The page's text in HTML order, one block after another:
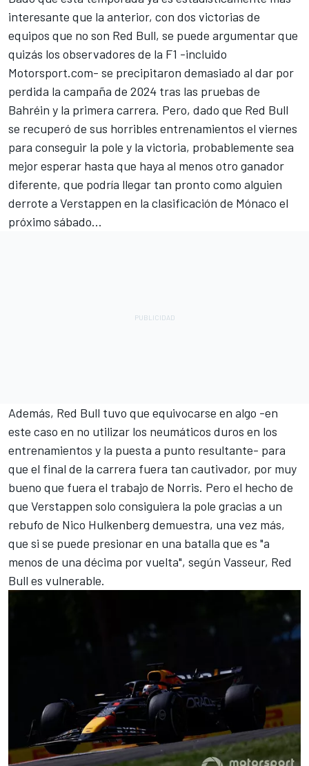
interesante que la anterior, con dos victorias de
equipos que no son Red Bull, se puede argumentar que
quizás los observadores de la F1 -incluido
Motorsport.com- se precipitaron demasiado al dar por
perdida la campaña de 2024 tras las pruebas de
Bahréin y la primera carrera. Pero, dado que Red Bull
se recuperó de sus horribles entrenamientos el viernes
para conseguir la pole y la victoria, probablemente sea
mejor esperar hasta que haya al menos otro ganador
diferente, que podría llegar tan pronto como alguien
derrote a Verstappen en la clasificación de Mónaco el
próximo sábado...
Además, Red Bull tuvo que equivocarse en algo -en
este caso en no utilizar los neumáticos duros en los
entrenamientos y la puesta a punto resultante- para
que el final de la carrera fuera tan cautivador, por muy
bueno que fuera el trabajo de Norris. Pero el hecho de
que Verstappen solo consiguiera la pole gracias a un
rebufo de Nico Hulkenberg demuestra, una vez más,
que si se puede presionar en una batalla que es "a
menos de una décima por vuelta", según Vasseur, Red
Bull es vulnerable.